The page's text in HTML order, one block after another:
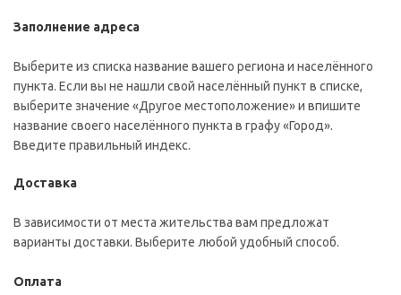
Заполнение адреса
Выберите из списка название вашего региона и населённого
пункта. Если вы не нашли свой населённый пункт в списке,
выберите значение «Другое местоположение» и впишите
название своего населённого пункта в графу «Город».
Введите правильный индекс.
Доставка
В зависимости от места жительства вам предложат
варианты доставки. Выберите любой удобный способ.
Оплата